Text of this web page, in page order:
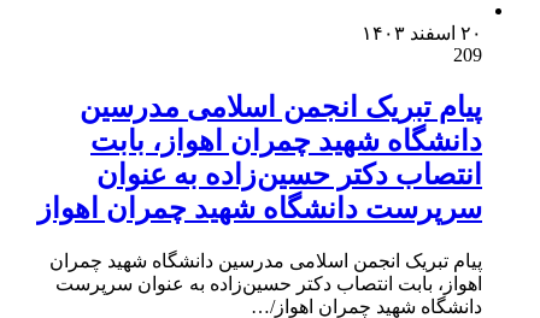
۲۰ اسفند ۱۴۰۳
209
پیام تبریک انجمن اسلامی مدرسین
دانشگاه شهید چمران اهواز، بابت
انتصاب دکتر حسین‌زاده به عنوان
سرپرست دانشگاه شهید چمران اهواز
پیام تبریک انجمن اسلامی مدرسین دانشگاه شهید چمران
اهواز، بابت انتصاب دکتر حسین‌زاده به عنوان سرپرست
دانشگاه شهید چمران اهواز/…